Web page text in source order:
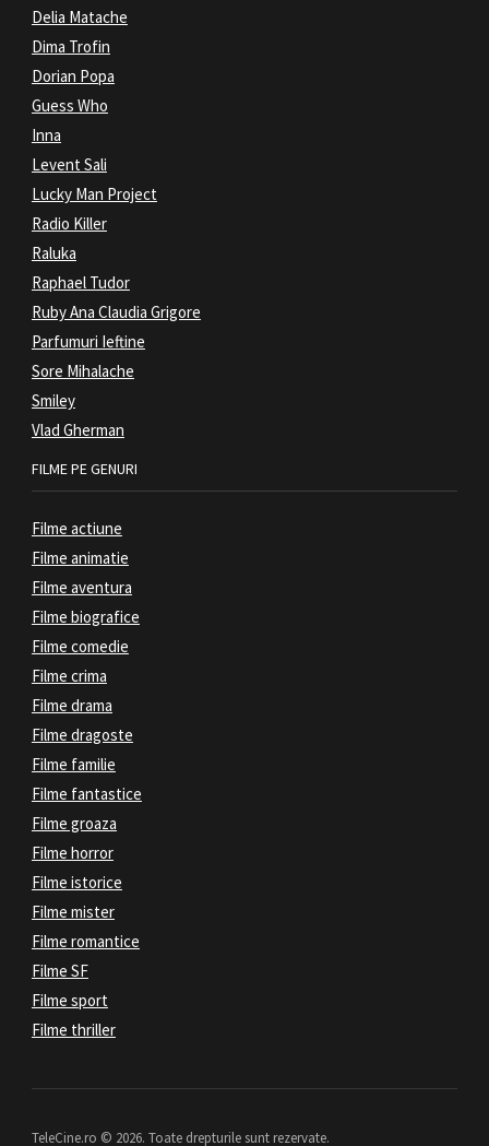
Delia Matache
Dima Trofin
Dorian Popa
Guess Who
Inna
Levent Sali
Lucky Man Project
Radio Killer
Raluka
Raphael Tudor
Ruby Ana Claudia Grigore
Parfumuri Ieftine
Sore Mihalache
Smiley
Vlad Gherman
FILME PE GENURI
Filme actiune
Filme animatie
Filme aventura
Filme biografice
Filme comedie
Filme crima
Filme drama
Filme dragoste
Filme familie
Filme fantastice
Filme groaza
Filme horror
Filme istorice
Filme mister
Filme romantice
Filme SF
Filme sport
Filme thriller
TeleCine.ro © 2026. Toate drepturile sunt rezervate.